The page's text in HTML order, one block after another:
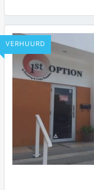
bedrijfscomplex
toegang tot
VERHUURD